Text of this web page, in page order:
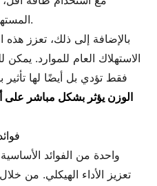
المستهلكين والمصنعين على حد سواء.
بالإضافة إلى ذلك، تعزز هذه
الاستهلاك العام للموارد.
فقط تؤدي بل أيضًا لها تأثير
الوزن يؤثر بشكل مباشر
واحدة من الفوائد
تعزيز الأداء الهيكلي. من